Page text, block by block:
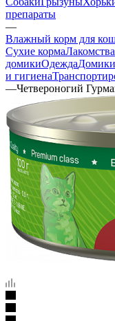
препараты
—
Влажный корм для
Сухие кормаЛакомства
домикиОдежда
и гигиена
—Четвероногий